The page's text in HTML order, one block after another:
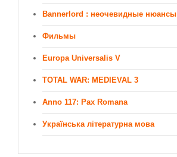
Bannerlord : неочевидные нюансы
Фильмы
Europa Universalis V
TOTAL WAR: MEDIEVAL 3
Anno 117: Pax Romana
Українська літературна мова